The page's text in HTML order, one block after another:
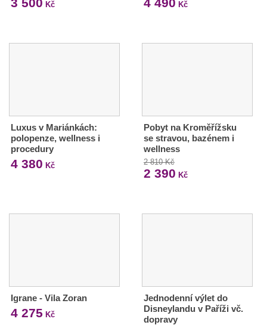
Kč Kč
Luxus v Mariánkách:
polopenze, wellness i
procedury
4 380 Kč
Pobyt na Kroměřížsku
se stravou, bazénem i
wellness
2 810 Kč
2 390 Kč
Igrane - Vila Zoran
4 275 Kč
Jednodenní výlet do
Disneylandu v Paříži vč.
dopravy